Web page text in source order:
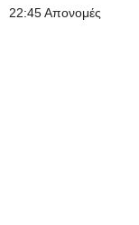
22:45 Απονομές